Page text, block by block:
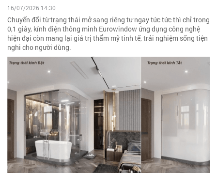
16/07/2026 14:30
Chuyển đổi từ trạng thái mở sang riêng tư ngay tức tức thì chỉ trong
0,1 giây, kính điện thông minh Eurowindow ứng dụng công nghệ
hiện đại còn mang lại giá trị thẩm mỹ tinh tế, trải nghiệm sống tiện
nghi cho người dùng.